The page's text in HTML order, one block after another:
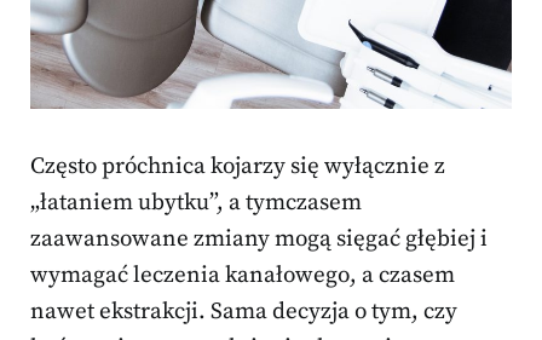
Często próchnica kojarzy się wyłącznie z
„łataniem ubytku”, a tymczasem
zaawansowane zmiany mogą sięgać głębiej i
wymagać leczenia kanałowego, a czasem
nawet ekstrakcji. Sama decyzja o tym, czy